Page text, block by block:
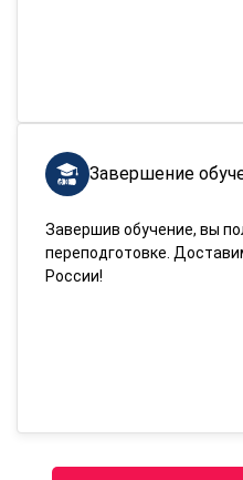
Завершение
Завершив обучение, вы
переподготовке.
России!